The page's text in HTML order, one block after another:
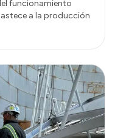
funcionamiento
a la producción